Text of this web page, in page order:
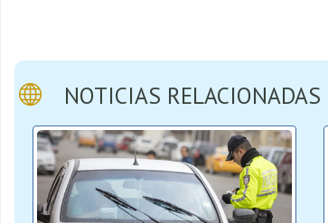
NOTICIAS RELACIONADAS